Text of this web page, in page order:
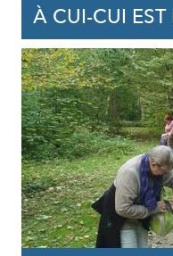
À CUI-CUI EST